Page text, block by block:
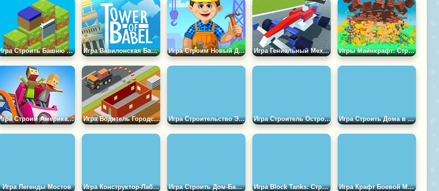
Игра Строить Башню из Кубиков Игра Вавилонская Башня 2 Игра Строим Новый Дом Игра Гениальный Механик 2 Игры Майнкрафт: Строй и Разрушай
Игра Строим Американские Горки Игра Водитель Городского Конструктора 3Д Игра Строительство Эпических Дорог Игра Строитель Острова Игра Строить Дома в Майнкрафт
Игра Легенды Мостов Игра Конструктор-Лабиринт (Marble Run) Игра Строить Дом-Башню Игра Block Tanks: Строй и Сражайся Игра Крафт Боевой Машины из Блоков